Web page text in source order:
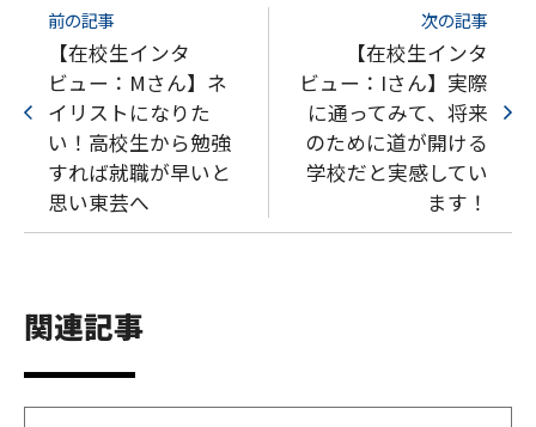
前の記事
【在校生インタ
ビュー：Mさん】ネ
イリストになりた
い！高校生から勉強
すれば就職が早いと
思い東芸へ
次の記事
【在校生インタ
ビュー：Iさん】実際
に通ってみて、将来
のために道が開ける
学校だと実感してい
ます！
関連記事